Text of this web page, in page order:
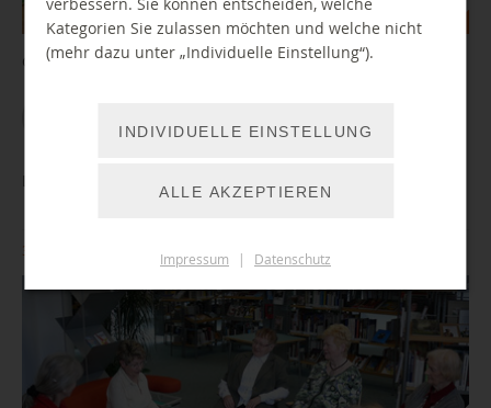
Geschichten zum Zuhören vorgetragen für alle mit gespitzten Ohren
31.08.2026 14:30 Uhr
Kategorien Sie zulassen möchten und welche nicht
(mehr dazu unter „Individuelle Einstellung“).
INDIVIDUELLE EINSTELLUNG
ALLE AKZEPTIEREN
Impressum | Datenschutz